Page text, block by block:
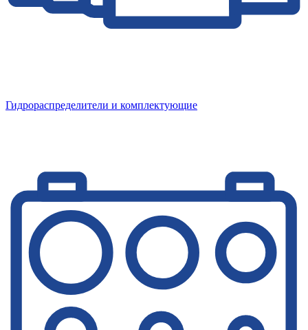
Гидрораспределители и комплектующие